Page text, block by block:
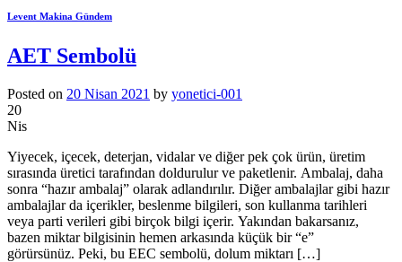
Levent Makina Gündem
AET Sembolü
Posted on 20 Nisan 2021 by yonetici-001
20
Nis
Yiyecek, içecek, deterjan, vidalar ve diğer pek çok ürün, üretim
sırasında üretici tarafından doldurulur ve paketlenir. Ambalaj, daha
sonra “hazır ambalaj” olarak adlandırılır. Diğer ambalajlar gibi hazır
ambalajlar da içerikler, beslenme bilgileri, son kullanma tarihleri ​​
veya parti verileri gibi birçok bilgi içerir. Yakından bakarsanız,
bazen miktar bilgisinin hemen arkasında küçük bir “e”
görürsünüz. Peki, bu EEC sembolü, dolum miktarı […]